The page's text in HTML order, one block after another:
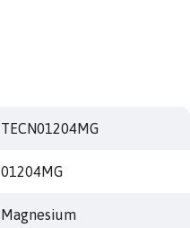
TECN01204MG
01204MG
Magnesium